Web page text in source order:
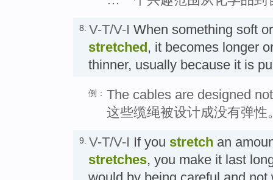
8. V-T/V-I When something soft
stretched, it becomes longer
thinner, usually because it is
例： The cables are designed
这些缆绳被设计成没有弹性
9. V-T/V-I If you stretch an
stretches, you make it last